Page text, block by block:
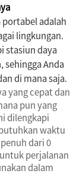
portabel adalah
lingkungan.
stasiun daya
sehingga Anda
di mana saja.
yang cepat dan
pun yang
dilengkapi
waktu
dari 0
perjalanan
dalam